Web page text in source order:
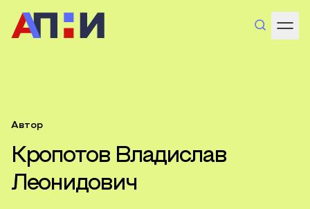
Автор
Кропотов Владислав
Леонидович